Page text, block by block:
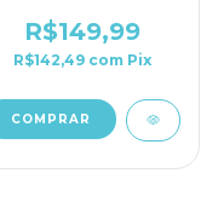
R$149,99
R$142,49 com Pix
COMPRAR